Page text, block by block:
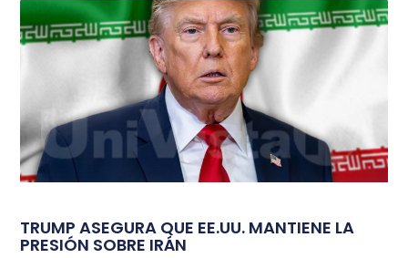
TRUMP ASEGURA QUE EE.UU. MANTIENE LA
PRESIÓN SOBRE IRÁN